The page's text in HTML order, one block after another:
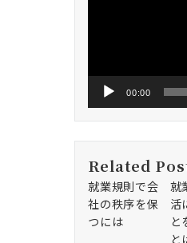
00:00
Related
就業規則で会
社の秩序を保
つには
就
活
と
と